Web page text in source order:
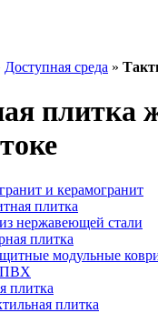
Доступная среда »
плитка
и керамогранит
плитка
нержавеющей стали
плитка
модульные
ПВХ
плитка
плитка